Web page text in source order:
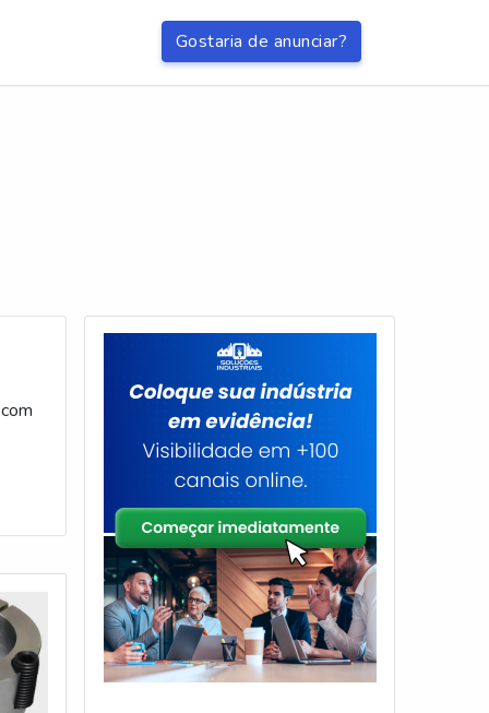
Gostaria de anunciar?